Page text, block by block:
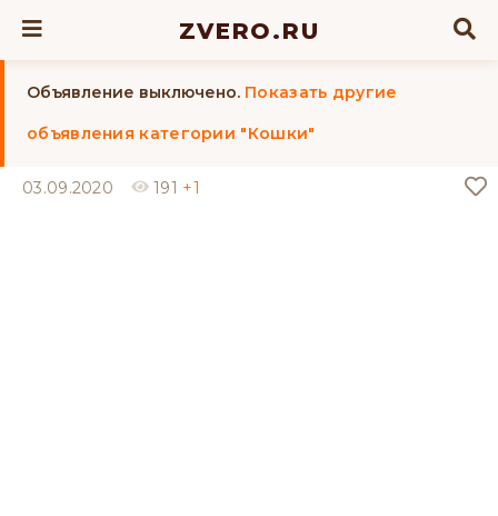
ZVERO.RU
Объявление выключено. Показать другие
объявления категории "Кошки"
03.09.2020 191 +1